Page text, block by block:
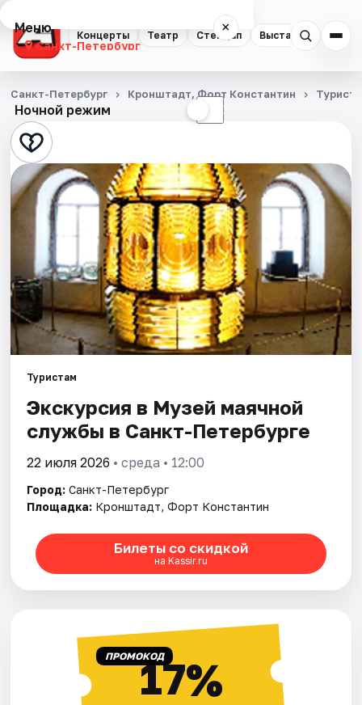
Концерты Театр Стендап Выставки
Меню ×
Санкт-Петербург
Концерты
Театр
Стендап
Выставки
Квесты
Экскурсии
Спорт
События
Города
Площадки
Рейтинги
Ночной режим ☾
Санкт-Петербург Кронштадт, Форт Константин
Туристам
Экскурсия в Музей маячной
службы в Санкт-Петербурге
22 июля 2026 • среда • 12:00
Город: Санкт-Петербург
Площадка: Кронштадт, Форт Константин
Билеты со скидкой
на Kassir.ru
ПРОМОКОД17%